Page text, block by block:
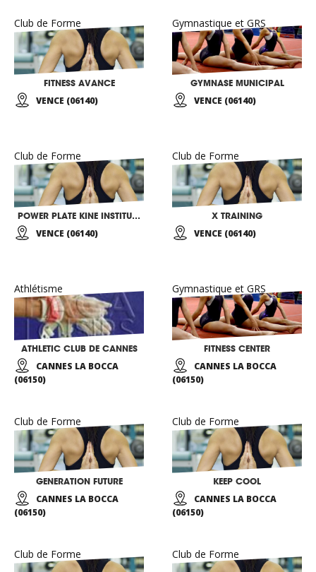
Club de Forme
FITNESS AVANCE
VENCE (06140)
Gymnastique et GRS
GYMNASE MUNICIPAL
VENCE (06140)
Club de Forme
POWER PLATE KINE INSTITUT FORM
VENCE (06140)
Club de Forme
X TRAINING
VENCE (06140)
Athlétisme
ATHLETIC CLUB DE CANNES
CANNES LA BOCCA
(06150)
Gymnastique et GRS
FITNESS CENTER
CANNES LA BOCCA
(06150)
Club de Forme
GENERATION FUTURE
CANNES LA BOCCA
(06150)
Club de Forme
KEEP COOL
CANNES LA BOCCA
(06150)
Club de Forme Club de Forme